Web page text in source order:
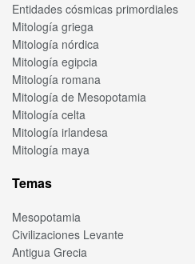
Entidades cósmicas primordiales
Mitología griega
Mitología nórdica
Mitología egipcia
Mitología romana
Mitología de Mesopotamia
Mitología celta
Mitología irlandesa
Mitología maya
Temas
Mesopotamia
Civilizaciones Levante
Antigua Grecia